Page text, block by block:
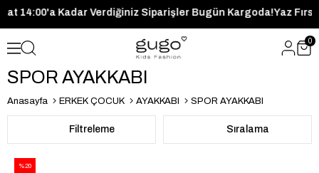
Saat 14:00'a Kadar Verdiğiniz Siparişler Bugün Kargoda! Yaz
0
SPOR AYAKKABI
Anasayfa ERKEK ÇOCUK AYAKKABI SPOR AYAKKABI
Filtreleme Sıralama
%20